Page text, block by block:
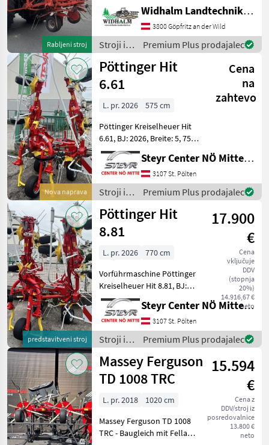
Rabljeni stroj
vlečeni obračalnik,
priklopni trosilec,
osvetlitev, Naprava za
širjenje meje, Nastavitev
kota širjenja, Zaščitn
Widhalm Landtechnik GmbH
3800 Göpfritz an der Wild
Stroji in
oprema
za žetev
in
spravilo
/ Kuhn
Premium Plus prodajalec
Nova naprava
Pöttinger Hit
6.61
Cena
na
zahtevo
L. pr. 2026
575 cm
Pöttinger Kreiselheuer Hit
6.61, BJ: 2026, Breite: 5, 75
m, Tastrad,
Vorgewendesteuerung
Liftmatic,
Dämpfungsstreben,
hydraulische Klappung,
Steyr Center NÖ Mitte Landmaschinentechnik GmbH
3107 St. Pölten
Stroji in
oprema
za žetev
in
spravilo
Premium Plus prodajalec
predstavitveni stroj
Pöttinger Hit
8.81
17.900
€
Cena
vključuje
DDV
(stopnja
20%)
14.916,67 €
neto
L. pr. 2026
770 cm
Vorführmaschine Pöttinger
Kreiselheuer Hit 8.81, BJ:
2026, Breite: 7, 70 m,
Tastrad,
Vorgewendesteuerung
Hydrolift,
Dämpfungsstreben,
hydraulische Klappung,
Durastar-
Steyr Center NÖ Mitte Landmaschinentechnik GmbH
3107 St. Pölten
Stroji in
oprema
za žetev
in
spravilo
Premium Plus prodajalec
Massey Ferguson
TD 1008 TRC
15.594
€
Cena z
DDV/stroj iz
posredovalnice
13.800 €
neto
L. pr. 2018
1020 cm
Massey Ferguson TD 1008
TRC - Baugleich mit Fella